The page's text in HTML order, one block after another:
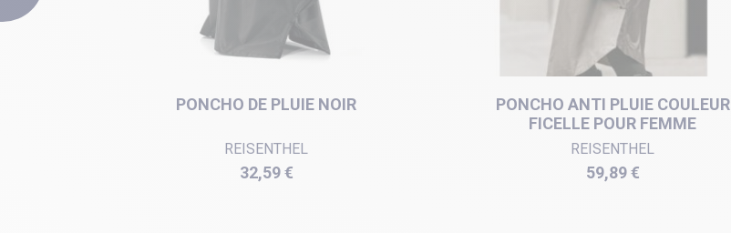
PONCHO DE PLUIE NOIR
REISENTHEL
Prix
32,59 €
PONCHO ANTI PLUIE COULEUR
FICELLE POUR FEMME
REISENTHEL
Prix
59,89 €